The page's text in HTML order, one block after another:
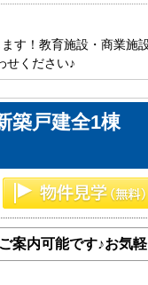
す！教育施設・商業施
せください♪
築戸建全1棟
案内可能です♪お気